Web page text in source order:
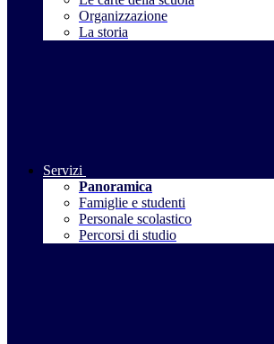
Organizzazione
La storia
Servizi
Panoramica
Famiglie e studenti
Personale scolastico
Percorsi di studio